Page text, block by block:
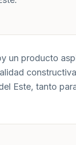
un producto
Este, tanto